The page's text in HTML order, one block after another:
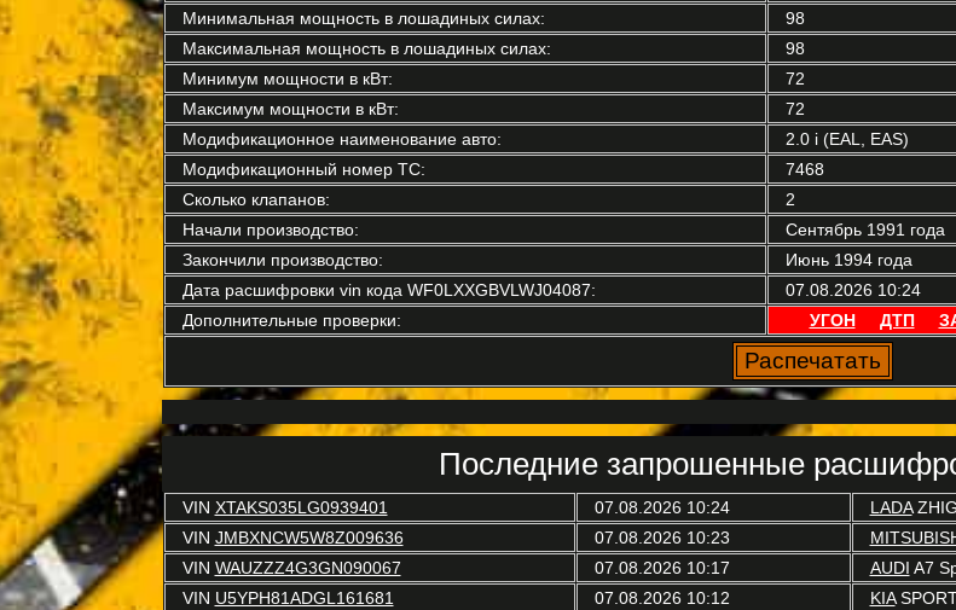
Минимальная мощность в лошадиных силах:
98
Максимальная мощность в лошадиных силах:
98
Минимум мощности в кВт:
72
Максимум мощности в кВт:
72
Модификационное наименование авто:
2.0 i (EAL, EAS)
Модификационный номер ТС:
7468
Сколько клапанов:
2
Начали производство:
Сентябрь 1991 года
Закончили производство:
Июнь 1994 года
Дата расшифровки vin кода WF0LXXGBVLWJ04087:
07.08.2026 10:24
Дополнительные проверки:
УГОН ДТП
Последние запрошенные
VIN XTAKS035LG0939401 07.08.2026 10:24 LADA
VIN JMBXNCW5W8Z009636 07.08.2026 10:23
VIN WAUZZZ4G3GN090067 07.08.2026 10:17 AUDI A7
VIN U5YPH81ADGL161681 07.08.2026 10:12 KIA